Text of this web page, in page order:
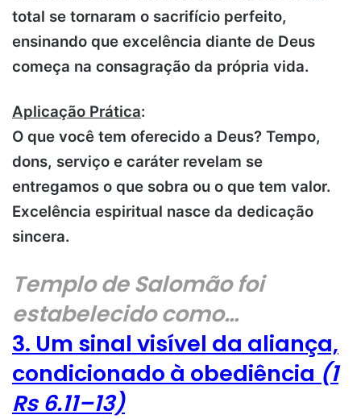
total se tornaram o sacrifício perfeito,
ensinando que excelência diante de Deus
começa na consagração da própria vida.
Aplicação Prática:
O que você tem oferecido a Deus? Tempo,
dons, serviço e caráter revelam se
entregamos o que sobra ou o que tem valor.
Excelência espiritual nasce da dedicação
sincera.
Templo de Salomão foi
estabelecido como…
3. Um sinal visível da aliança,
condicionado à obediência (1
Rs 6.11–13)